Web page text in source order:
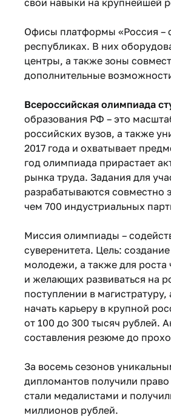
свои навыки на крупнейшей
Офисы платформы «Россия –
республиках. В них
центры, а также зоны
дополнительные
Всероссийская олимпиада
образования РФ – это
российских вузов, а также
2017 года и охватывает
год олимпиада прирастает
рынка труда. Задания для
разрабатываются совместно
чем 700 индустриальных
Миссия олимпиады –
суверенитета. Цель:
молодежи, а также для
и желающих развиваться на
поступлении в
начать карьеру в крупной
от 100 до 300 тысяч рублей.
составления резюме до
За восемь сезонов
дипломантов получили
стали медалистами и
миллионов рублей.